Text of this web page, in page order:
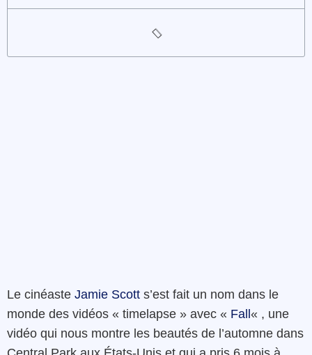
Le cinéaste Jamie Scott s’est fait un nom dans le
monde des vidéos « timelapse » avec « Fall « , une
vidéo qui nous montre les beautés de l’automne dans